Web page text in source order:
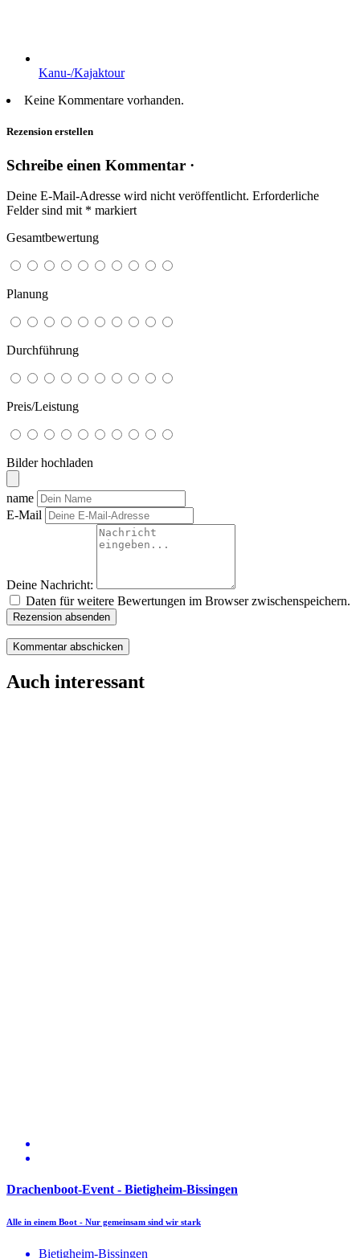
Kanu-/Kajaktour
Keine Kommentare vorhanden.
Rezension erstellen
Schreibe einen Kommentar ·
Deine E-Mail-Adresse wird nicht veröffentlicht. Erforderliche
Felder sind mit * markiert
Gesamtbewertung
Planung
Durchführung
Preis/Leistung
Bilder hochladen
name
E-Mail
Deine Nachricht:
Daten für weitere Bewertungen im Browser zwischenspeichern.
Rezension absenden
Auch interessant
Drachenboot-Event - Bietigheim-Bissingen
Alle in einem Boot - Nur gemeinsam sind wir stark
Bietigheim-Bissingen